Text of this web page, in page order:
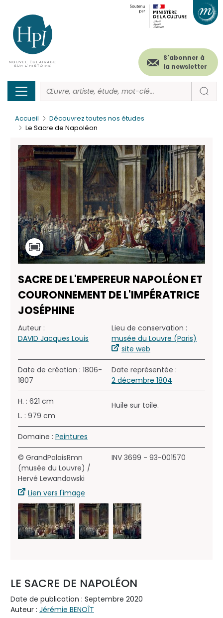
contenu
principal
Menu
secondaire
(header)
S'abonner à
la newsletter
Accueil
Découvrez toutes nos études
Le Sacre de Napoléon
SACRE DE L'EMPEREUR NAPOLÉON ET
COURONNEMENT DE L'IMPÉRATRICE
JOSÉPHINE
Auteur :
DAVID Jacques Louis
Lieu de conservation :
musée du Louvre (Paris)
site web
Date de création : 1806-
1807
Date représentée :
2 décembre 1804
H. : 621 cm
L. : 979 cm
Huile sur toile.
Domaine : Peintures
© GrandPalaisRmn
(musée du Louvre) /
Hervé Lewandowski
Lien vers l'image
INV 3699 - 93-001570
LE SACRE DE NAPOLÉON
Date de publication : Septembre 2020
Auteur : Jérémie BENOÎT